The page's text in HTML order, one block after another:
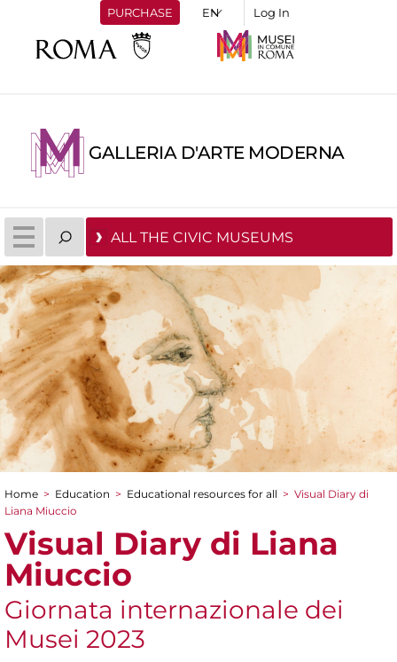
PURCHASE Log In
GALLERIA D'ARTE MODERNA
ALL THE CIVIC MUSEUMS
You are here
Home > Education > Educational resources for all > Visual Diary di
Liana Miuccio
Visual Diary di Liana
Miuccio
Giornata internazionale dei
Musei 2023